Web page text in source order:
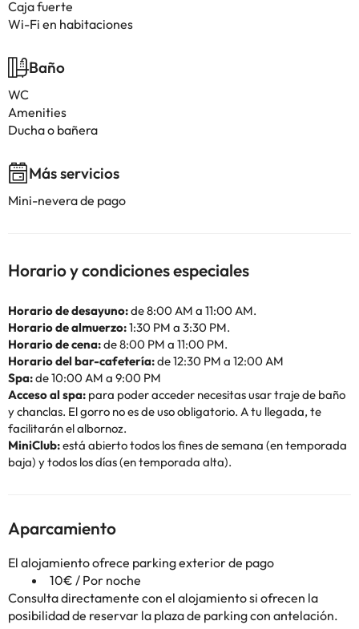
Caja fuerte
Wi-Fi en habitaciones
Baño
WC
Amenities
Ducha o bañera
Más servicios
Mini-nevera de pago
Horario y condiciones especiales
Horario de desayuno:de 8:00 AM a 11:00 AM.
Horario de almuerzo:1:30 PM a 3:30 PM.
Horario de cena:de 8:00 PM a 11:00 PM.
Horario del bar-cafetería:de 12:30 PM a 12:00 AM
Spa:de 10:00 AM a 9:00 PM
Acceso al spa: para poder acceder necesitas usar traje de baño
y chanclas. El gorro no es de uso obligatorio. A tu llegada, te
facilitarán el albornoz.
MiniClub:está abierto todos los fines de semana (en temporada
baja) y todos los días (en temporada alta).
Aparcamiento
El alojamiento ofrece parking exterior de pago
10€ / Por noche
Consulta directamente con el alojamiento si ofrecen la
posibilidad de reservar la plaza de parking con antelación.